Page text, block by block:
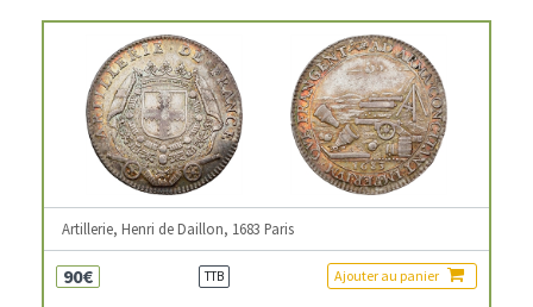
Artillerie, Henri de Daillon, 1683 Paris
90€ TTB Ajouter au panier